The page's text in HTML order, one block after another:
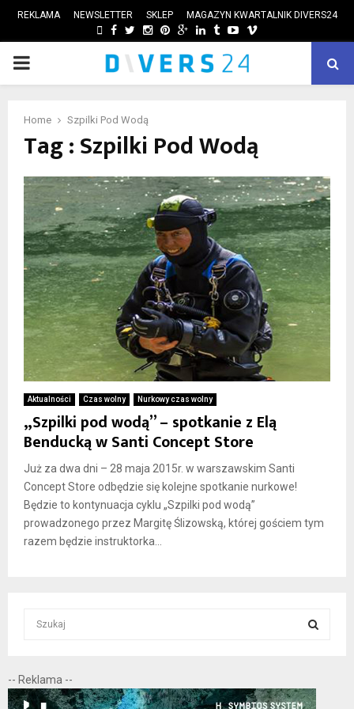
REKLAMA NEWSLETTER SKLEP MAGAZYN KWARTALNIK DIVERS24
FACEBOOK
TWITTER
INSTAGRAM
PINTEREST
GOOGLE
LINKEDIN
TUMBLRYOUTUBE
VIMEO
PRIMARY
Home Szpilki Pod Wodą
Tag : Szpilki Pod Wodą
Aktualności Czas wolny Nurkowy czas wolny
„Szpilki pod wodą” – spotkanie z Elą
Benducką w Santi Concept Store
Już za dwa dni – 28 maja 2015r. w warszawskim Santi
Concept Store odbędzie się kolejne spotkanie nurkowe!
Będzie to kontynuacja cyklu „Szpilki pod wodą”
prowadzonego przez Margitę Ślizowską, której gościem tym
razem będzie instruktorka...
c
h
E
-- Reklama --